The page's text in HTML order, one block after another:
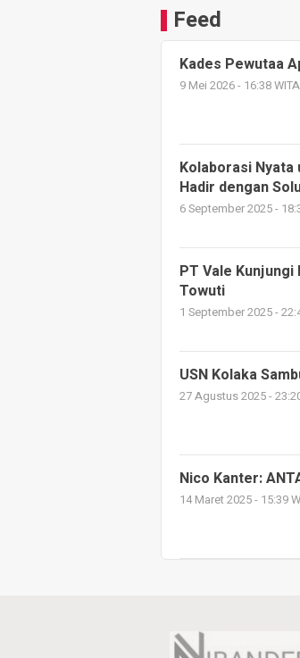
Feed
Kades Pewutaa
9 Mei 2026 - 16:38 WITA
Kolaborasi Nyata
Hadir dengan
6 September 2025 -
PT Vale
Towuti
1 September 2025 -
USN Kolaka
27 Agustus 2025 -
Nico Kanter:
14 Maret 2025 - 15:39